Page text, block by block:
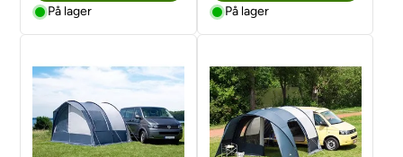
På lager
På lager